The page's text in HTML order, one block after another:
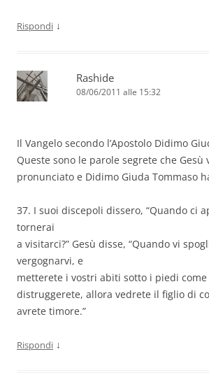
Rispondi ↓
Rashide
08/06/2011 alle 15:32
Il Vangelo secondo l’Apostolo Didimo
Queste sono le parole segrete che Gesù
pronunciato e Didimo Giuda Tommaso
37. I suoi discepoli dissero, “Quando ci
tornerai
a visitarci?” Gesù disse, “Quando vi
vergognarvi, e
metterete i vostri abiti sotto i piedi
distruggerete, allora vedrete il figlio di
avrete timore.”
Rispondi ↓